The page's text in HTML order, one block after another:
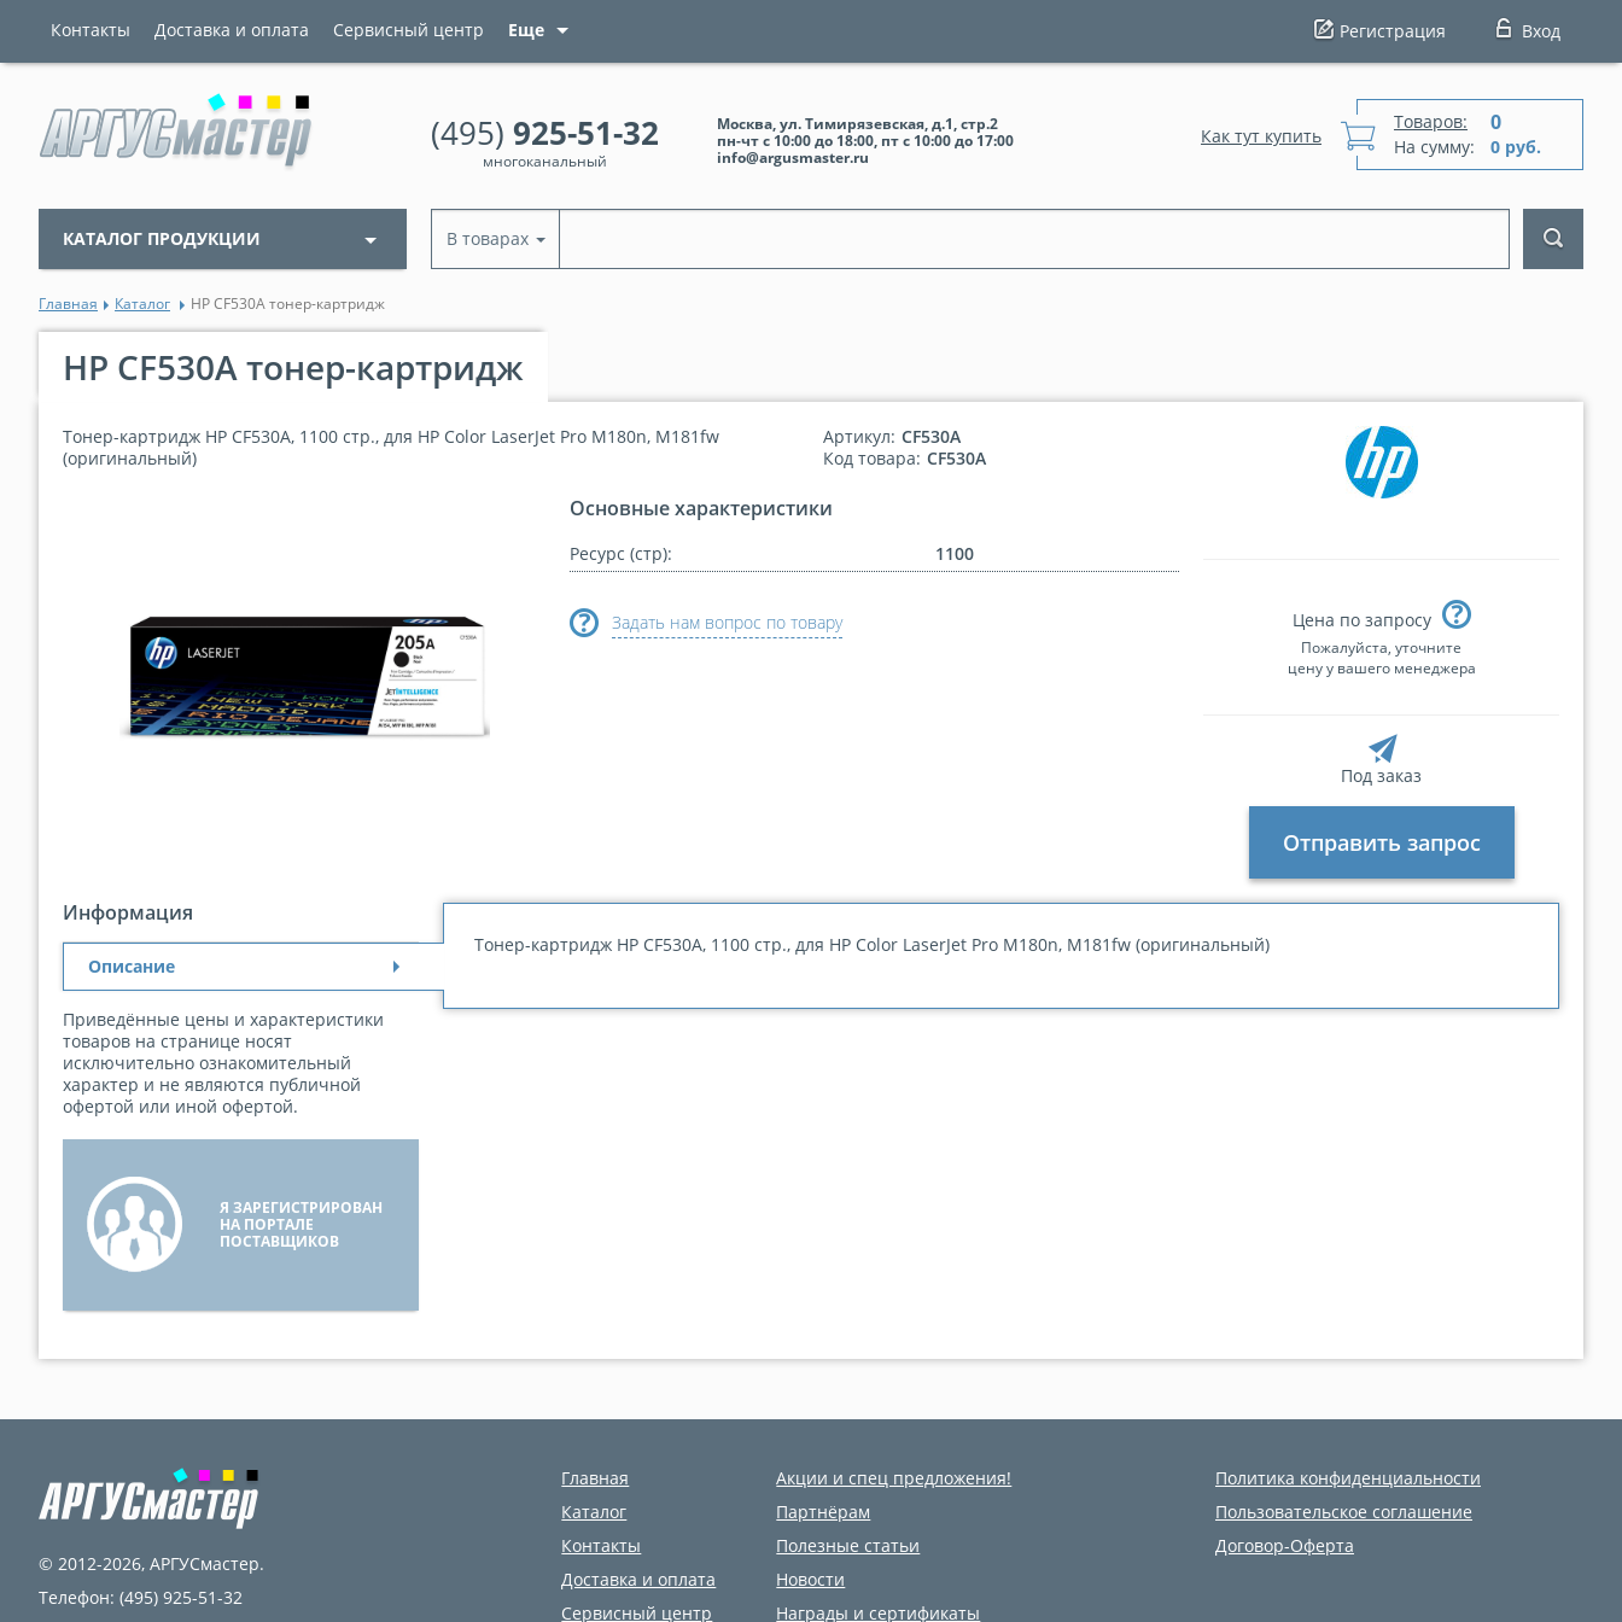
Контакты Доставка и оплата Сервисный центр Еще Регистрация Вход
(495) 925-51-32
многоканальный
Москва, ул. Тимирязевская, д.1, стр.2
пн-чт с 10:00 до 18:00, пт с 10:00 до 17:00
info@argusmaster.ru
Как тут купить
Товаров: 0
На сумму: 0 руб.
КАТАЛОГ ПРОДУКЦИИ В товарах
Главная Каталог HP CF530A тонер-картридж
HP CF530A тонер-картридж
Тонер-картридж HP CF530A, 1100 стр., для HP Color LaserJet Pro M180n, M181fw
(оригинальный)
Артикул: CF530A
Код товара: CF530A
Основные характеристики
Ресурс (стр): 1100
Задать нам вопрос по товару Цена по запросу
Пожалуйста, уточните
цену у вашего менеджера
Под заказ
Отправить запрос
Информация
Описание
Приведённые цены и характеристики
товаров на странице носят
исключительно ознакомительный
характер и не являются публичной
офертой или иной офертой.
Я ЗАРЕГИСТРИРОВАН
НА ПОРТАЛЕ
ПОСТАВЩИКОВ
Тонер-картридж HP CF530A, 1100 стр., для HP Color LaserJet Pro M180n, M181fw (оригинальный)
© 2012-2026, АРГУСмастер.
Телефон: (495) 925-51-32
Главная
Каталог
Контакты
Доставка и оплата
Сервисный центр
Акции и спец предложения!
Партнёрам
Полезные статьи
Новости
Награды и сертификаты
Политика конфиденциальности
Пользовательское соглашение
Договор-Оферта